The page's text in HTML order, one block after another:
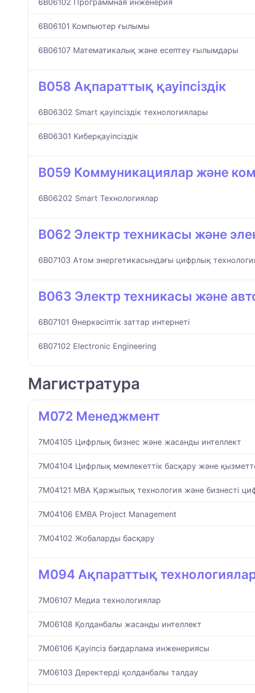
6B06102 Программная инженерия
6B06101 Компьютер ғылымы
6B06107 Математикалық және есептеу ғылымдары
B058 Ақпараттық қауіпсіздік
6B06302 Smart қауіпсіздік технологиялары
6B06301 Киберқауіпсіздік
B059 Коммуникациялар және
6B06202 Smart Технологиялар
B062 Электр техникасы және
6B07103 Атом энергетикасындағы цифрлық
B063 Электр техникасы және
6B07101 Өнеркәсіптік заттар интернеті
6B07102 Electronic Engineering
Магистратура
M072 Менеджмент
7M04105 Цифрлық бизнес және жасанды интеллект
7M04104 Цифрлық мемлекеттік басқару және
7M04121 MBA Қаржылық технология және бизнесті
7M04106 EMBA Project Management
7M04102 Жобаларды басқару
M094 Ақпараттық
7M06107 Медиа технологиялар
7M06108 Қолданбалы жасанды интеллект
7M06106 Қауіпсіз бағдарлама инженериясы
7M06103 Деректерді қолданбалы талдау